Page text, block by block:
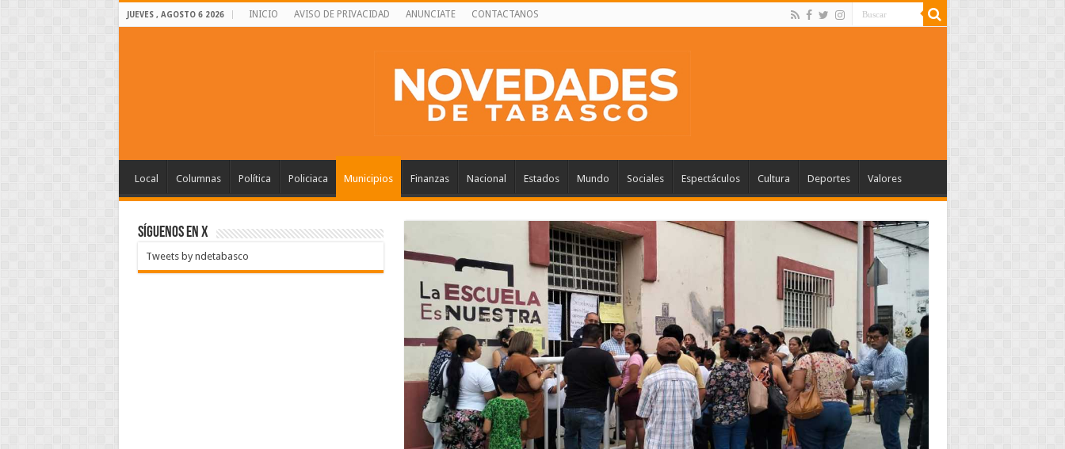
JUEVES , AGOSTO 6 2026 INICIO AVISO DE PRIVACIDAD ANUNCIATE CONTACTANOS
Local Columnas Política Policiaca Municipios Finanzas Nacional Estados Mundo Sociales Espectáculos Cultura Deportes Valores
SÍGUENOS EN X
Tweets by ndetabasco